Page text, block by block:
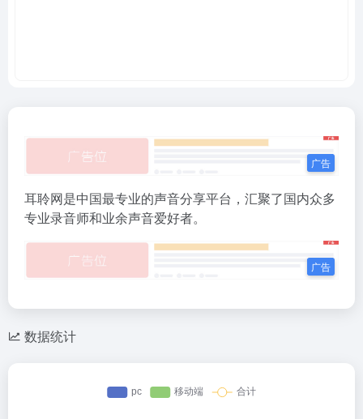
耳聆网是中国最专业的声音分享平台，汇聚了国内众多
专业录音师和业余声音爱好者。
数据统计